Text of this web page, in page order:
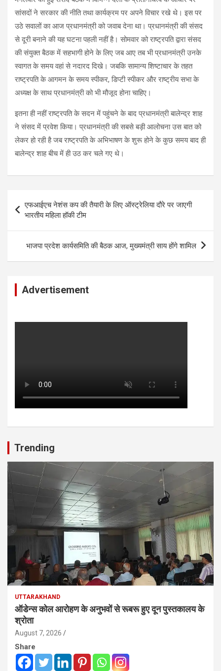
सांसदों ने सरकार की नीति तथा कार्यक्रम पर अपने विचार रखे थे। इस पर
उठे सवालों का आज प्रधानमंत्री को जवाब देना था। प्रधानमंत्री की संसद
से दूरी बनाने की यह घटना पहली नहीं है। सोमवार को राष्ट्रपति द्वारा संसद
की संयुक्त बैठक में सहभागी होने के लिए जब आए तब भी प्रधानमंत्री उनके
स्वागत के समय वहां से नदारद दिखे। जबकि सामान्य शिष्टाचार के तहत
राष्ट्रपति के आगमन के समय स्पीकर, डिप्टी स्पीकर और राष्ट्रीय सभा के
अध्यक्ष के साथ प्रधानमंत्री को भी मौजूद होना चाहिए।
इतना ही नहीं राष्ट्रपति के सदन में पहुंचने के बाद प्रधानमंत्री बालेन्द्र शाह
ने संसद में प्रवेश किया। प्रधानमंत्री की सबसे बड़ी आलोचना उस बात को
लेकर हो रही है जब राष्ट्रपति के अभिभाषण के शुरू होने के कुछ समय बाद ही
बालेन्द्र शाह बीच में ही उठ कर चले गए थे।
navigation
एफआईएच नेशंस कप की तैयारी के लिए ऑस्ट्रेलिया दौरे पर जाएगी
भारतीय महिला हॉकी टीम
भाजपा प्रदेश कार्यसमिति की बैठक आज, मुख्यमंत्री साय होंगे शामिल
Advertisement
Trending
UTTARAKHAND
ऑडेन्स कोल आरोहण के अनुभवों से रूबरू हुए दून पुस्तकालय के
श्रोता
August 7, 2026
Share